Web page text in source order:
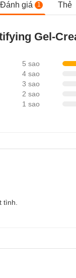
Đánh giá 1 Thẻ
Gel-
5 sao
4 sao
3 sao
2 sao
1 sao
tình.